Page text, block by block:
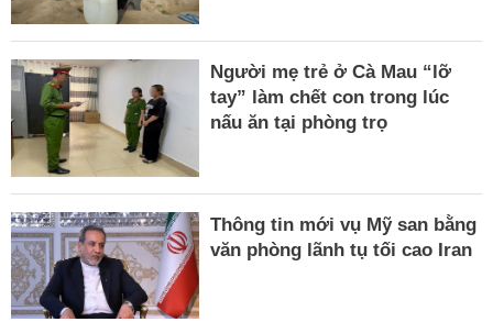
Người mẹ trẻ ở Cà Mau “lỡ
tay” làm chết con trong lúc
nấu ăn tại phòng trọ
Thông tin mới vụ Mỹ san bằng
văn phòng lãnh tụ tối cao Iran